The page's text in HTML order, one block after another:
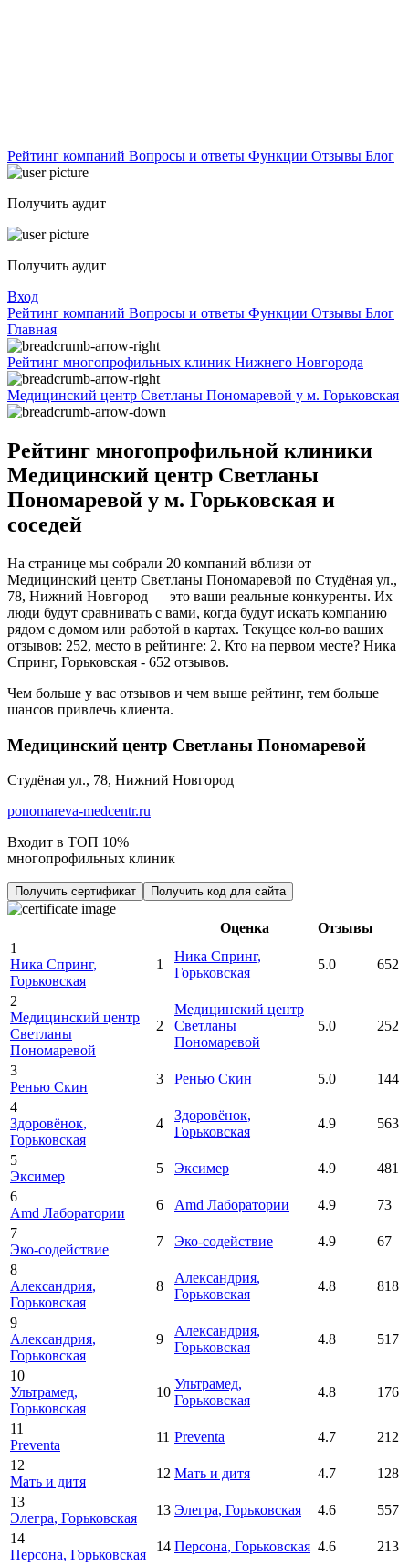
Рейтинг компаний Вопросы и ответы Функции Отзывы Блог
Получить аудит
Получить аудит
Вход
Рейтинг компаний Вопросы и ответы Функции Отзывы Блог
Главная
Рейтинг многопрофильных клиник Нижнего Новгорода
Медицинский центр Светланы Пономаревой у м. Горьковская
Рейтинг многопрофильной клиники
Медицинский центр Светланы
Пономаревой у м. Горьковская и
соседей
На странице мы собрали 20 компаний вблизи от
Медицинский центр Светланы Пономаревой по Студёная ул.,
78, Нижний Новгород — это ваши реальные конкуренты. Их
люди будут сравнивать с вами, когда будут искать компанию
рядом с домом или работой в картах. Текущее кол-во ваших
отзывов: 252, место в рейтинге: 2. Кто на первом месте? Ника
Спринг, Горьковская - 652 отзывов.
Чем больше у вас отзывов и чем выше рейтинг, тем больше
шансов привлечь клиента.
Медицинский центр Светланы Пономаревой
Студёная ул., 78, Нижний Новгород
ponomareva-medcentr.ru
Входит в ТОП 10%
многопрофильных клиник
Получить сертификат Получить код для сайта
Оценка
Отзывы
1
Ника Спринг,
Горьковская
1
Ника Спринг,
Горьковская
5.0 652
2
Медицинский центр
Светланы
Пономаревой
2
Медицинский центр
Светланы
Пономаревой
5.0 252
3
Ренью Скин
3 Ренью Скин 5.0
144
4
Здоровёнок,
Горьковская
4
Здоровёнок,
Горьковская
4.9 563
5
Эксимер
5 Эксимер 4.9
481
6
Amd Лаборатории
6 Amd Лаборатории 4.9
73
7
Эко-содействие
7 Эко-содействие 4.9
67
8
Александрия,
Горьковская
8
Александрия,
Горьковская
4.8 818
9
Александрия,
Горьковская
9
Александрия,
Горьковская
4.8 517
10
Ультрамед,
Горьковская
10
Ультрамед,
Горьковская
4.8 176
11
Preventa
11 Preventa 4.7
212
12
Мать и дитя
12 Мать и дитя 4.7
128
13
Элегра, Горьковская
13 Элегра, Горьковская 4.6
557
14
Персона, Горьковская
14 Персона, Горьковская 4.6
213